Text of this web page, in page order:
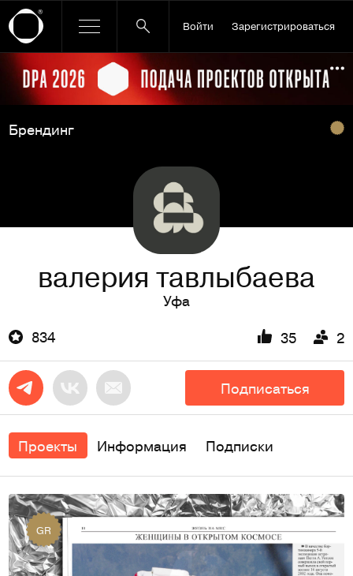
Войти Зарегистрироваться
Ссылка баннера
Брендинг
валерия тавлыбаева
Уфа
834
35 2
Подписаться
Проекты Информация Подписки
GR